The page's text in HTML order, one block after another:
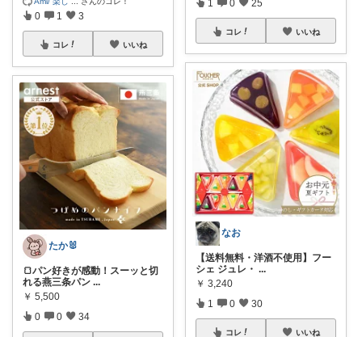
0 1 3
コレ いいね
たか🐰
🍞パン好きが感動！スーッと切
れる燕三条パン ...
￥ 5,500
0 0 34
1 0 25
コレ いいね
なお
【送料無料・洋酒不使用】フー
シェ ジュレ・ ...
￥ 3,240
1 0 30
コレ いいね